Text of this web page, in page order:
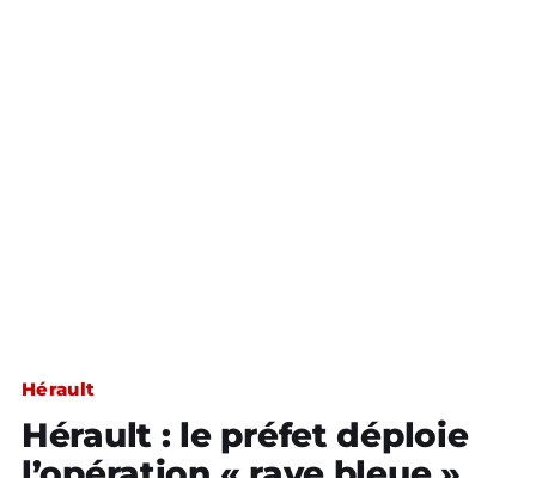
Hérault
Hérault : le préfet déploie